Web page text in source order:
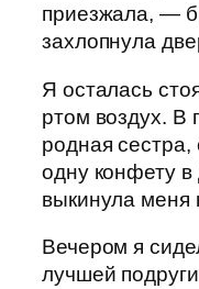
приезжала, —
захлопнула
Я осталась
ртом воздух. В
родная
одну конфету в
выкинула меня
Вечером я
лучшей